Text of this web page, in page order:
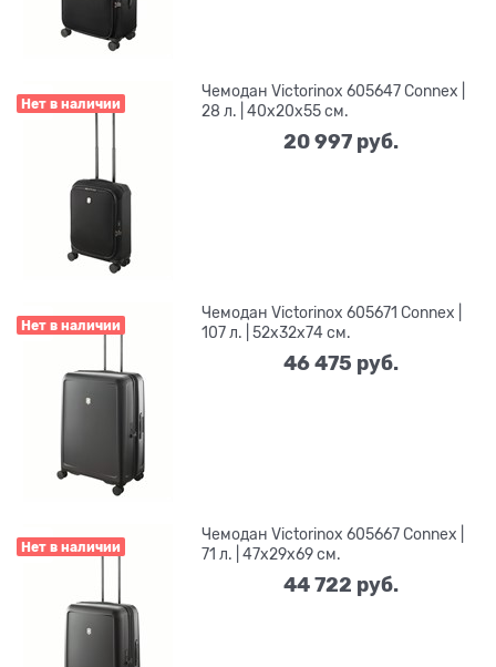
Нет в наличии
Чемодан Victorinox 605647 Connex |
28 л. | 40x20x55 см.
20 997 руб.
Нет в наличии
Чемодан Victorinox 605671 Connex |
107 л. | 52x32x74 см.
46 475 руб.
Нет в наличии
Чемодан Victorinox 605667 Connex |
71 л. | 47x29x69 см.
44 722 руб.